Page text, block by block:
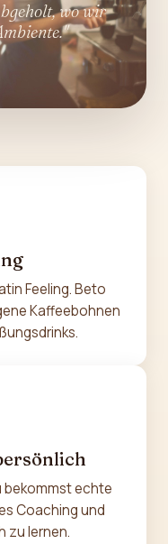
wo wir
Feeling. Beto
Kaffeebohnen
bekommst echte
Coaching und
zu lernen.